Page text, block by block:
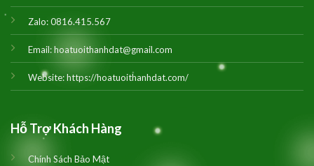
Zalo:0816.415.567
Email:hoatuoithanhdat@gmail.com
Website:https://hoatuoithanhdat.com/
Hỗ Trợ Khách Hàng
Chính Sách Bảo Mật